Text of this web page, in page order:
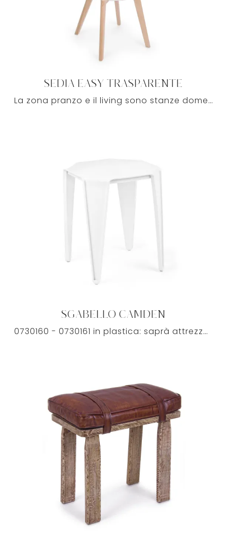
SEDIA EASY TRASPARENTE
La zona pranzo e il living sono stanze domestiche dedicate alla socializzazione, centro per le relazioni con amici e parenti durante pasti, feste e ...
SGABELLO CAMDEN
0730160 - 0730161 in plastica: saprà attrezzare al meglio la sala da pranzo o il living della tua casa, coniugando doti di funzionalità e stile.